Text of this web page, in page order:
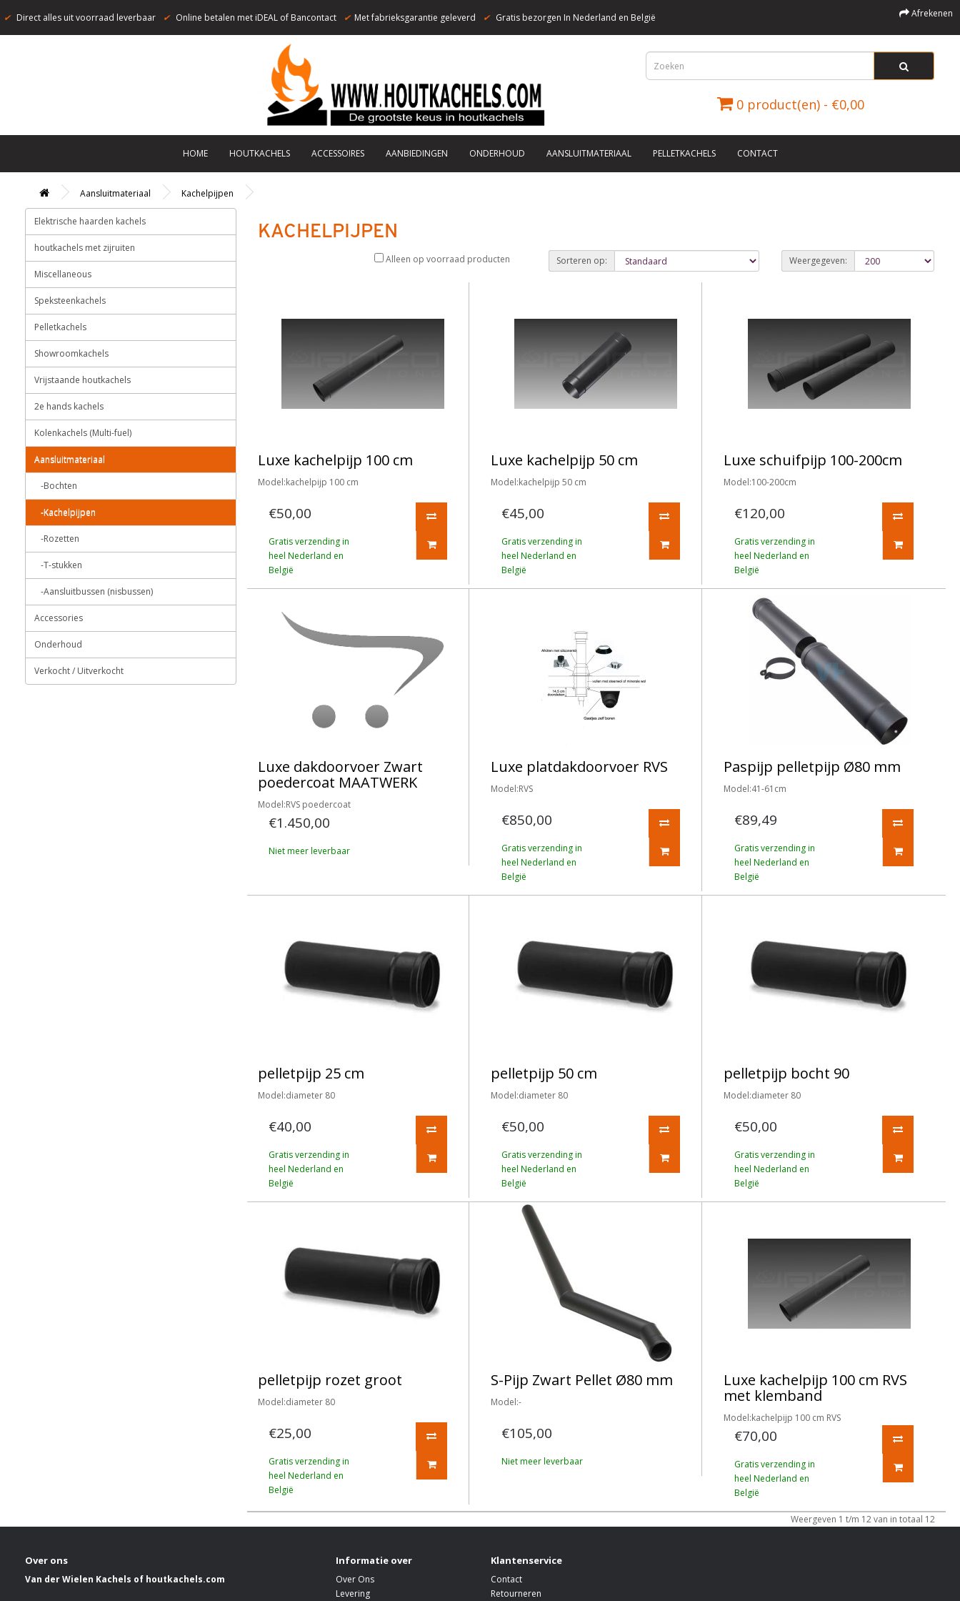
✔ Direct alles uit voorraad leverbaar ✔ Online betalen met iDEAL of Bancontact ✔ Met fabrieksgarantie geleverd ✔ Gratis bezorgen In Nederland en België Afrekenen
0 product(en) - €0,00
HOME HOUTKACHELS ACCESSOIRES AANBIEDINGEN ONDERHOUD AANSLUITMATERIAAL PELLETKACHELS CONTACT
Aansluitmateriaal Kachelpijpen
Elektrische haarden kachels
houtkachels met zijruiten
Miscellaneous
Speksteenkachels
Pelletkachels
Showroomkachels
Vrijstaande houtkachels
2e hands kachels
Kolenkachels (Multi-fuel)
Aansluitmateriaal
-Bochten
-Kachelpijpen
-Rozetten
-T-stukken
-Aansluitbussen (nisbussen)
Accessories
Onderhoud
Verkocht / Uitverkocht
KACHELPIJPEN
Alleen op voorraad producten Sorteren op: Weergegeven:
Luxe kachelpijp 100 cm
Model:kachelpijp 100 cm
€50,00
Gratis verzending in
heel Nederland en
België
Luxe kachelpijp 50 cm
Model:kachelpijp 50 cm
€45,00
Gratis verzending in
heel Nederland en
België
Luxe schuifpijp 100-200cm
Model:100-200cm
€120,00
Gratis verzending in
heel Nederland en
België
Luxe dakdoorvoer Zwart
poedercoat MAATWERK
Model:RVS poedercoat
€1.450,00
Niet meer leverbaar
Luxe platdakdoorvoer RVS
Model:RVS
€850,00
Gratis verzending in
heel Nederland en
België
Paspijp pelletpijp Ø80 mm
Model:41-61cm
€89,49
Gratis verzending in
heel Nederland en
België
pelletpijp 25 cm
Model:diameter 80
€40,00
Gratis verzending in
heel Nederland en
België
pelletpijp 50 cm
Model:diameter 80
€50,00
Gratis verzending in
heel Nederland en
België
pelletpijp bocht 90
Model:diameter 80
€50,00
Gratis verzending in
heel Nederland en
België
pelletpijp rozet groot
Model:diameter 80
€25,00
Gratis verzending in
heel Nederland en
België
S-Pijp Zwart Pellet Ø80 mm
Model:-
€105,00
Niet meer leverbaar
Luxe kachelpijp 100 cm RVS
met klemband
Model:kachelpijp 100 cm RVS
€70,00
Gratis verzending in
heel Nederland en
België
Weergeven 1 t/m 12 van in totaal 12
Over ons
Van der Wielen Kachels of houtkachels.com
Informatie over
Over Ons
Levering
Klantenservice
Contact
Retourneren